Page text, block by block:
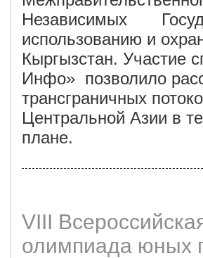
Независимых
использованию и
Кыргызстан. Участие
Инфо» позволило
трансграничных
Центральной Азии в
плане.
VIII
олимпиада юных